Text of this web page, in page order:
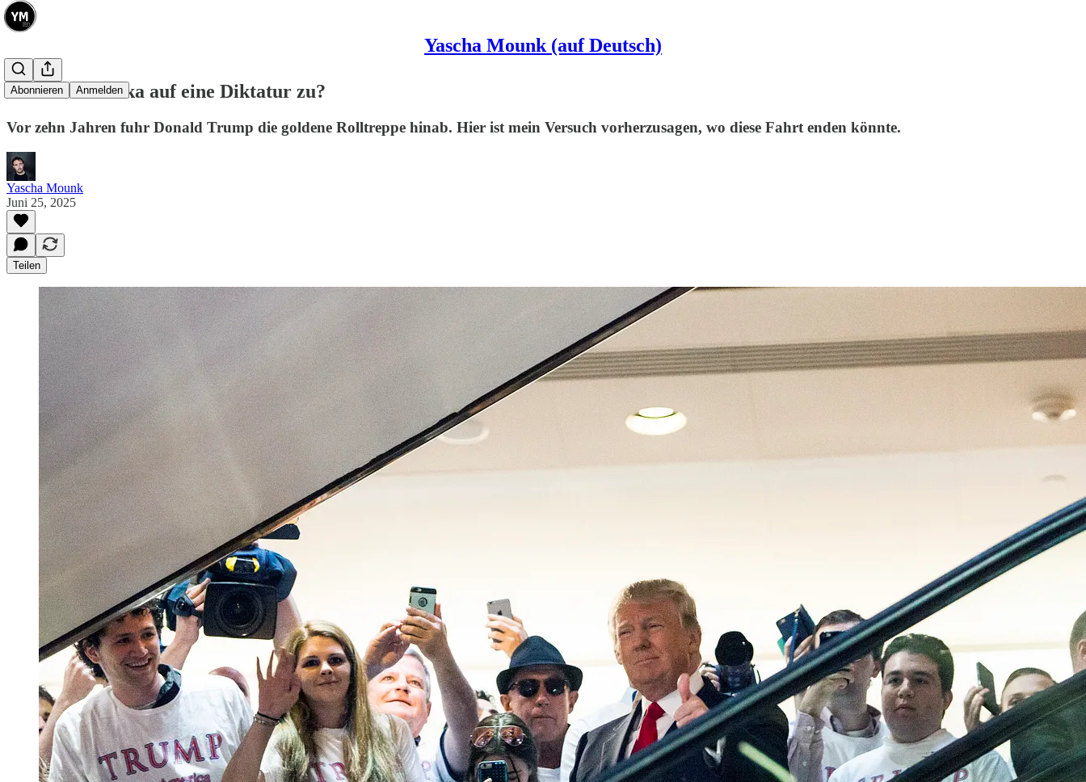
Yascha Mounk (auf Deutsch)
Abonnieren Anmelden
Steuert Amerika auf eine Diktatur zu?
Vor zehn Jahren fuhr Donald Trump die goldene Rolltreppe hinab. Hier ist mein Versuch vorherzusagen, wo diese Fahrt enden könnte.
Yascha Mounk
Juni 25, 2025
Teilen